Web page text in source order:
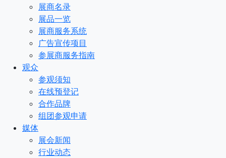
展商名录
展品一览
展商服务系统
广告宣传项目
参展商服务指南
观众
参观须知
在线预登记
合作品牌
组团参观申请
媒体
展会新闻
行业动态